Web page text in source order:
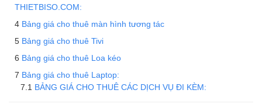
THIETBISO.COM:
Bảng giá cho thuê màn hình tương tác
Bảng giá cho thuê Tivi
Bảng giá cho thuê Loa kéo
Bảng giá cho thuê Laptop:
BẢNG GIÁ CHO THUÊ CÁC DỊCH VỤ ĐI KÈM: